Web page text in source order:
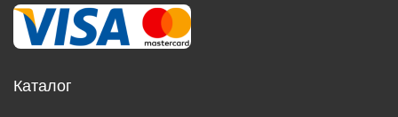
Каталог